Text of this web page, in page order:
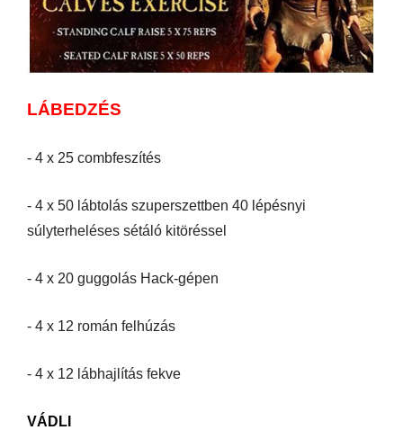
LÁBEDZÉS
- 4 x 25 combfeszítés
- 4 x 50 lábtolás szuperszettben 40 lépésnyi
súlyterheléses sétáló kitöréssel
- 4 x 20 guggolás Hack-gépen
- 4 x 12 román felhúzás
- 4 x 12 lábhajlítás fekve
VÁDLI